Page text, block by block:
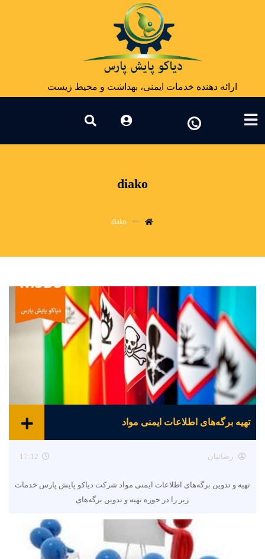
ارائه دهنده خدمات ایمنی، بهداشت و محیط زیست
diako
diako
تهیه برگه‌های اطلاعات ایمنی مواد
رضائیان 17:12
تهیه و تدوین برگه‌های اطلاعات ایمنی مواد شرکت دیاکو پایش پارس خدمات
زیر را در حوزه تهیه و تدوین برگه‌های